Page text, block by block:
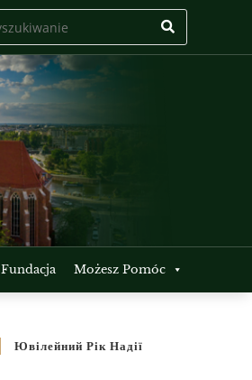
Fundacja Możesz Pomóc
Ювілейний Рік Надії